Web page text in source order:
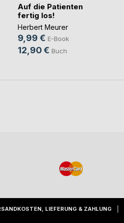
Auf die Patienten
fertig los!
Herbert Meurer
9,99 € E-Book
12,90 € Buch
LIEFERUNG & ZAHLUNG